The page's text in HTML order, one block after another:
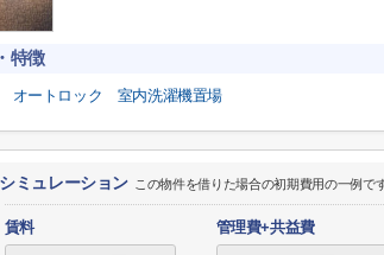
特徴
オートロック 室内洗濯機置場
ミュレーション この物件を借りた場合の初期費用の一例です
賃料 管理費+共益費